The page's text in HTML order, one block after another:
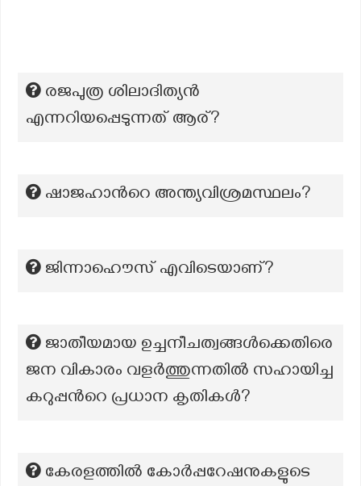
രജപുത്ര ശിലാദിത്യന്‍
എന്നറിയപ്പെടുന്നത് ആര്?
ഷാജഹാന്‍റെ അന്ത്യവിശ്രമസ്ഥലം?
ജിന്നാഹൌസ് എവിടെയാണ്?
ജാതീയമായ ഉച്ചനീചത്വങ്ങൾക്കെതിരെ
ജന വികാരം വളർത്തുന്നതിൽ സഹായിച്ച
കറുപ്പന്‍റെ പ്രധാന കൃതികൾ?
കേരളത്തിൽ കോർപ്പറേഷനുകളുടെ